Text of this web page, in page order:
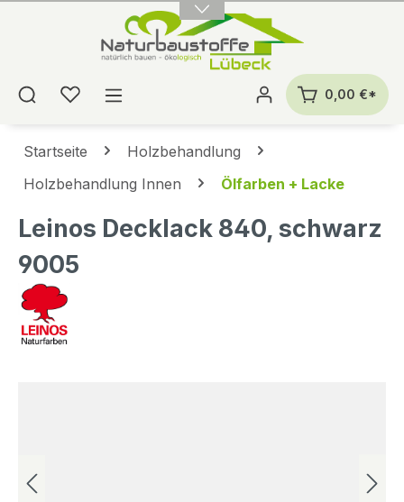
0,00 €*
Startseite
Holzbehandlung
Holzbehandlung Innen
Ölfarben + Lacke
Leinos Decklack 840, schwarz
9005